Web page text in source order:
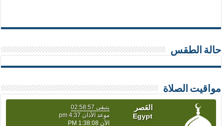
حالة الطقس
مواقيت الصلاة